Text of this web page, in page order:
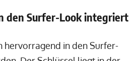
den Surfer-Look integriert
hervorragend in den Surfer-